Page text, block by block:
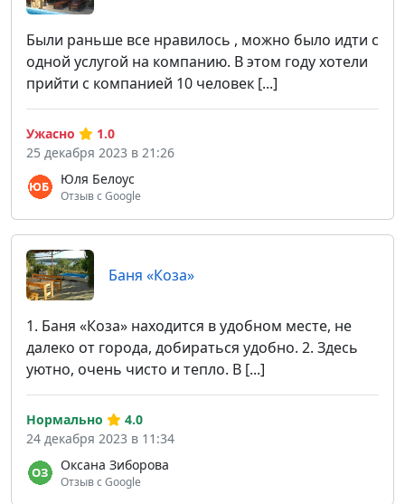
Были раньше все нравилось , можно было идти с
одной услугой на компанию. В этом году хотели
прийти с компанией 10 человек [...]
Юля Белоус
Отзыв с Google
Ужасно
1.0
25 декабря 2023 в 21:26
Баня «Коза»
1. Баня «Коза» находится в удобном месте, не
далеко от города, добираться удобно. 2. Здесь
уютно, очень чисто и тепло. В [...]
Оксана Зиборова
Отзыв с Google
Нормально
4.0
24 декабря 2023 в 11:34